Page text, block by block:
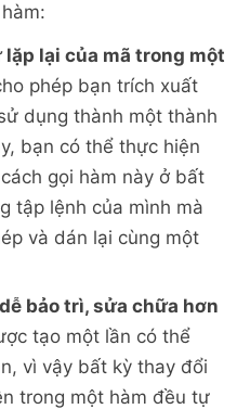
lặp lại của mã trong một
phép bạn trích xuất
dụng thành một thành
bạn có thể thực hiện
gọi hàm này ở bất
tập lệnh của mình mà
và dán lại cùng một
bảo trì, sửa chữa hơn
tạo một lần có thể
vì vậy bất kỳ thay đổi
trong một hàm đều tự